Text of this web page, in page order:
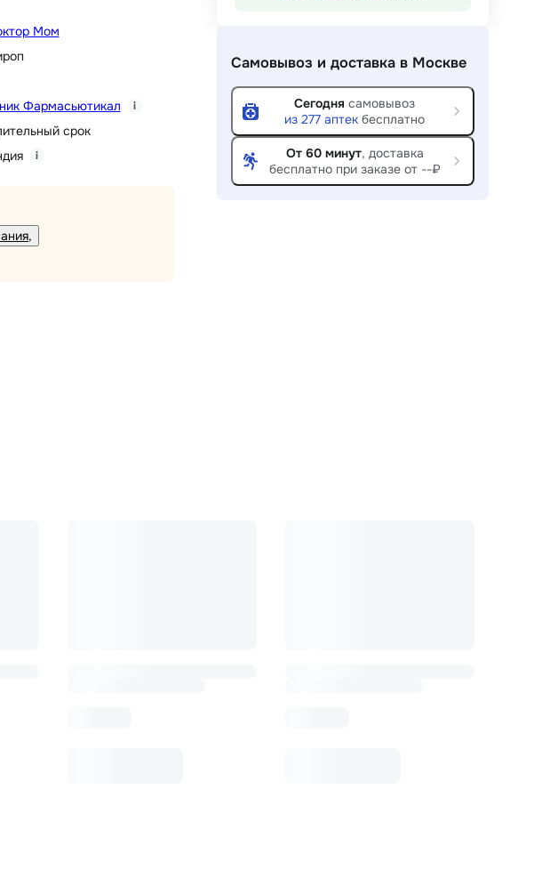
Мом
Фармасьютикал i
срок
i
Самовывоз и доставка в Москве
Сегодня самовывоз
из 277 аптек бесплатно
От 60 минут, доставка
бесплатно при заказе от --₽